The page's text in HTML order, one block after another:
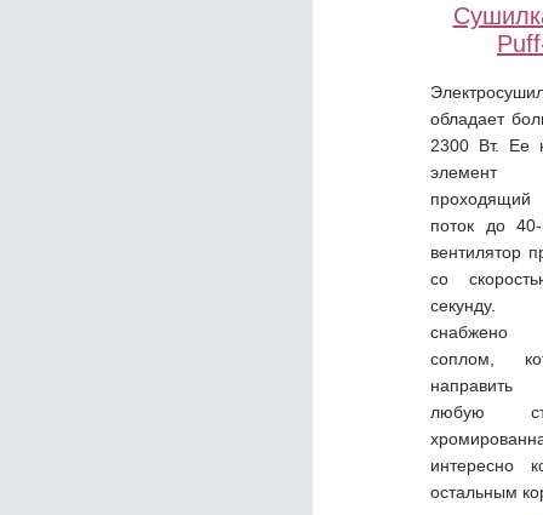
обладает
2300 Вт. Ее
элемент
поток до
вентилятор
со
секунду.
снабжено
соплом,
любую
интересно
остальным